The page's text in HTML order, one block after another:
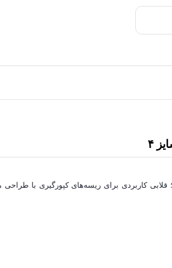
۴
قلاب کروشنک سایز ۴ ؛ قلابی کاربردی برای ریسه‌های کپورگیری با